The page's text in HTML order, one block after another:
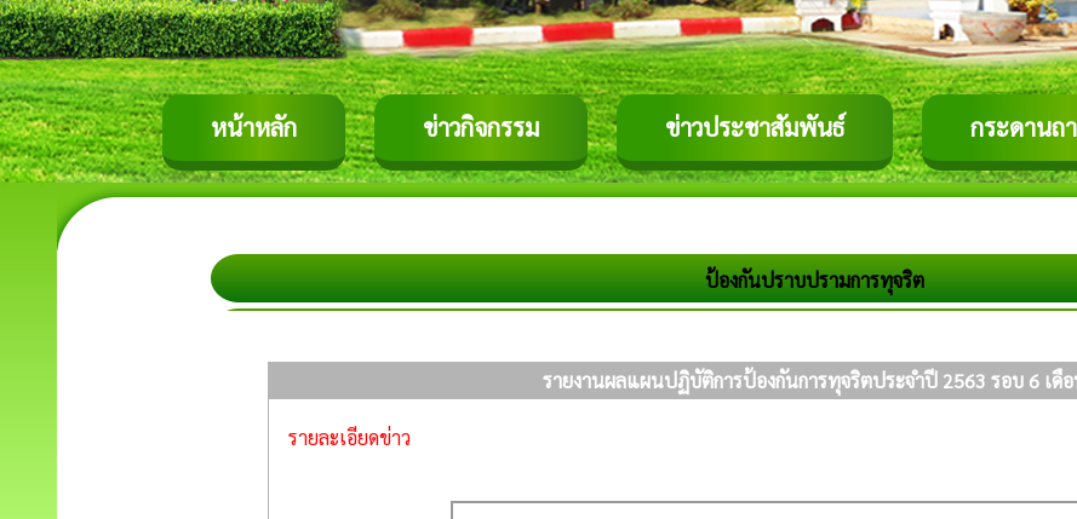
หน้าหลัก ข่าวกิจกรรม ข่าวประชาสัมพันธ์ กระดานถ
ป้องกันปราบปรามการทุจริต
รายงานผลแผนปฏิบัติการป้องกันการทุจริตประจำปี 2563 รอบ 6 เดื
รายละเอียดข่าว